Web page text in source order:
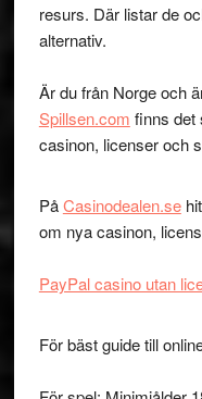
resurs. Där listar de
alternativ.
Är du från Norge och
Spillsen.com finns det
casinon, licenser och
PåCasinodealen.se
om nya casinon,
PayPal casino utan
För bäst guide till